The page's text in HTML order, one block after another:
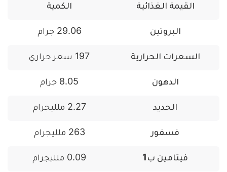
القيمة الغذائية الكمية
البروتين 29.06 جرام
السعرات الحرارية 197 سعر حراري
الدهون 8.05 جرام
الحديد 2.27 ملليجرام
فسفور 263 ملليجرام
فيتامين ب1 0.09 ملليجرام